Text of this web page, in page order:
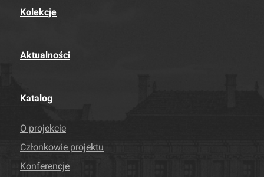
Kolekcje
Aktualności
Katalog
O projekcie
Członkowie projektu
Konferencje